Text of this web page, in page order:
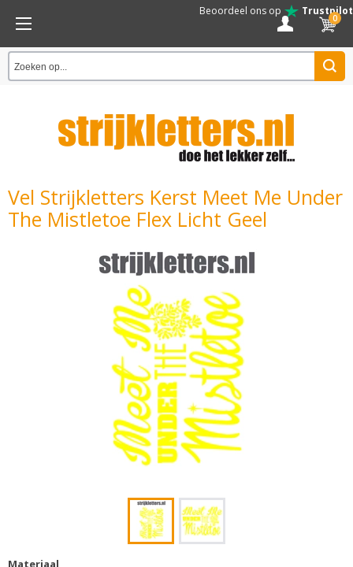
Beoordeel ons op Trustpilot
0
Vel Strijkletters Kerst Meet Me Under
The Mistletoe Flex Licht Geel
Materiaal